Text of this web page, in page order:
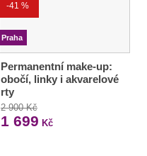
-41 %
Praha
Permanentní make-up:
obočí, linky i akvarelové
rty
2 900 Kč
1 699 Kč